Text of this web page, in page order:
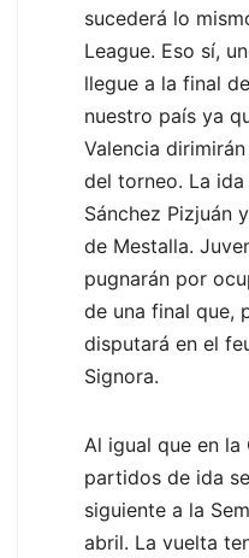
sucederá lo
League. Eso sí,
llegue a la final
nuestro país ya
Valencia
del torneo. La
Sánchez Pizjuán
de Mestalla.
pugnarán por
de una final que,
disputará en el
Signora.
Al igual que en la
partidos de ida
siguiente a la
abril. La vuelta